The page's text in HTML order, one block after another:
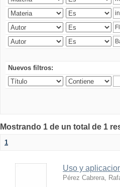
Nuevos filtros:
Mostrando 1 de un total de 1
1
Uso y
Pérez Cabrera,